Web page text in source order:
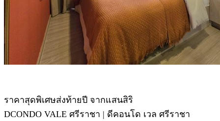
ราคาสุดพิเศษส่งท้ายปี จากแสนสิริ
DCONDO VALE ศรีราชา | ดีคอนโด เวล ศรีราชา